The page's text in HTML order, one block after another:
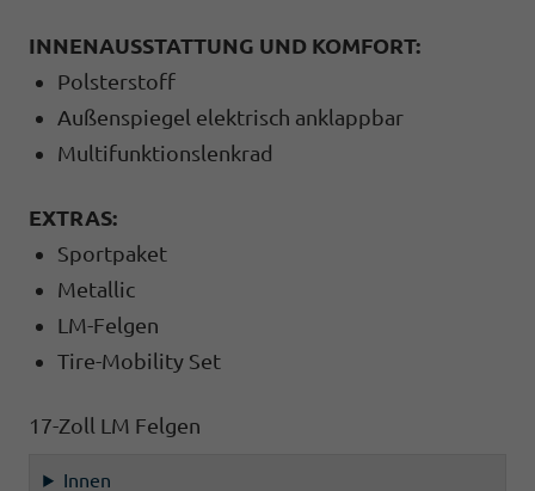
INNENAUSSTATTUNG UND KOMFORT:
Polsterstoff
Außenspiegel elektrisch anklappbar
Multifunktionslenkrad
EXTRAS:
Sportpaket
Metallic
LM-Felgen
Tire-Mobility Set
17-Zoll LM Felgen
Innen